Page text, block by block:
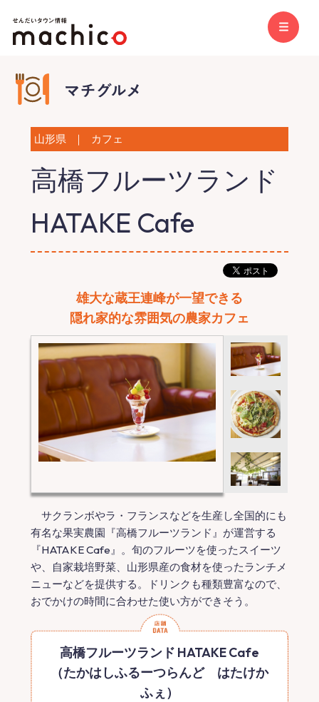
山形県 ｜ カフェ
高橋フルーツランド
HATAKE Cafe
雄大な蔵王連峰が一望できる
隠れ家的な雰囲気の農家カフェ
サクランボやラ・フランスなどを生産し全国的にも
有名な果実農園『高橋フルーツランド』が運営する
『HATAKE Cafe』。旬のフルーツを使ったスイーツ
や、自家栽培野菜、山形県産の食材を使ったランチメ
ニューなどを提供する。ドリンクも種類豊富なので、
おでかけの時間に合わせた使い方ができそう。
高橋フルーツランド HATAKE Cafe
（たかはしふるーつらんど はたけか
ふぇ）